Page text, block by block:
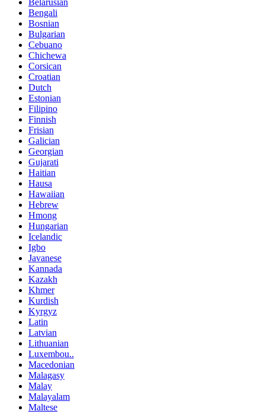
Belarusian
Bengali
Bosnian
Bulgarian
Cebuano
Chichewa
Corsican
Croatian
Dutch
Estonian
Filipino
Finnish
Frisian
Galician
Georgian
Gujarati
Haitian
Hausa
Hawaiian
Hebrew
Hmong
Hungarian
Icelandic
Igbo
Javanese
Kannada
Kazakh
Khmer
Kurdish
Kyrgyz
Latin
Latvian
Lithuanian
Luxembou..
Macedonian
Malagasy
Malay
Malayalam
Maltese